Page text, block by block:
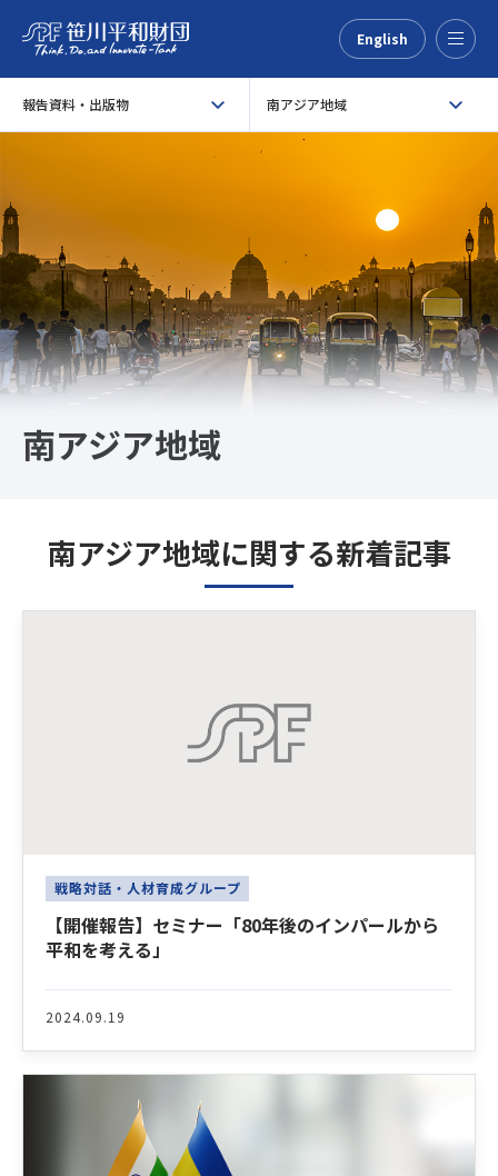
English
報告資料・出版物
南アジア地域
南アジア地域
南アジア地域に関する新着記事
戦略対話・人材育成グループ
【開催報告】セミナー「80年後のインパールから
平和を考える」
2024.09.19